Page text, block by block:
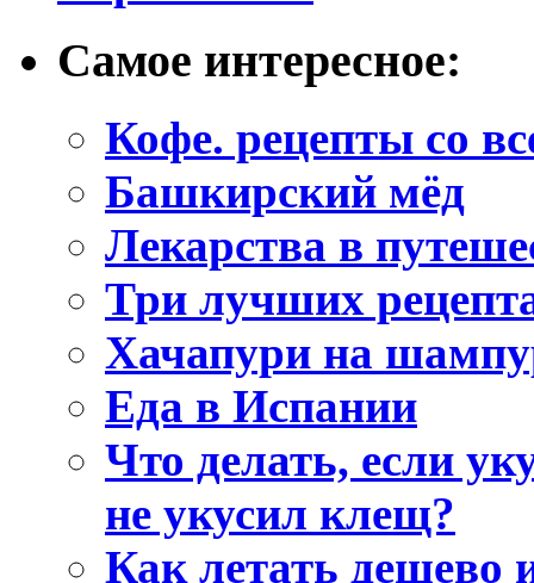
Самое интересное:
Кофе. рецепты со
Башкирский мёд
Лекарства в
Три лучших
Хачапури на
Еда в Испании
Что делать, если
не укусил клещ?
Как летать дешево